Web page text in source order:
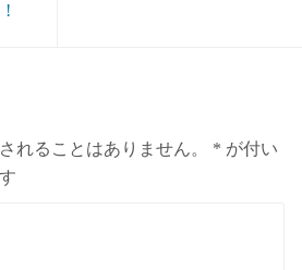
!
れることはありません。 * が付い